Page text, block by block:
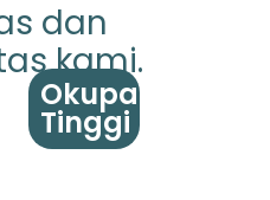
dan
kami.
Okupansi
Tinggi